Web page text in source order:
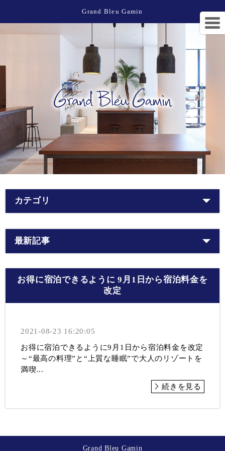
Grand Bleu Gamin
カテゴリ
最新記事
お得に宿泊できるように 9月1日から宿泊料金を
改定
2021-08-23 16:20:05
お得に宿泊できるように9月1日から宿泊料金を改定
～“最高の料理”と“上質な睡眠”で大人のリゾートを
満喫...
続きを見る
Grand Bleu Gamin